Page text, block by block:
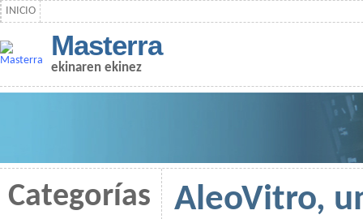
INICIO
Masterra
ekinaren ekinez
Categorías
AleoVitro,